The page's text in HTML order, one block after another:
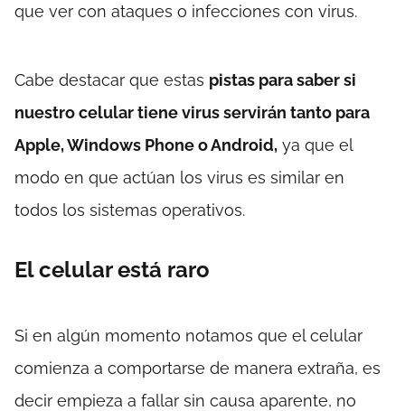
que ver con ataques o infecciones con virus.
Cabe destacar que estas pistas para saber si
nuestro celular tiene virus servirán tanto para
Apple, Windows Phone o Android, ya que el
modo en que actúan los virus es similar en
todos los sistemas operativos.
El celular está raro
Si en algún momento notamos que el celular
comienza a comportarse de manera extraña, es
decir empieza a fallar sin causa aparente, no